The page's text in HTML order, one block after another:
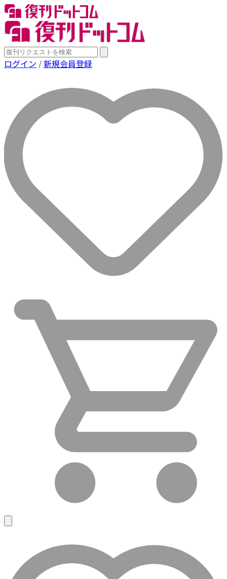
ログイン /新規会員登録